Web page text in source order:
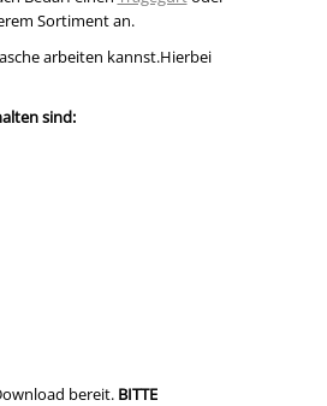
Sortiment an.
arbeiten kannst.Hierbei
sind:
bereit. BITTE